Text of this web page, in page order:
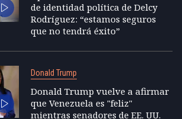
de identidad política de Delcy
Rodríguez: “estamos seguros
que no tendrá éxito”
Donald Trump
Donald Trump vuelve a afirmar
que Venezuela es "feliz"
mientras senadores de EE. UU.